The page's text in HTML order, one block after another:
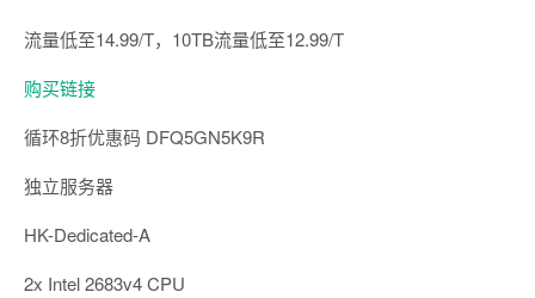
流量低至14.99/T，10TB流量低至12.99/T
购买链接
循环8折优惠码 DFQ5GN5K9R
独立服务器
HK-Dedicated-A
2x Intel 2683v4 CPU